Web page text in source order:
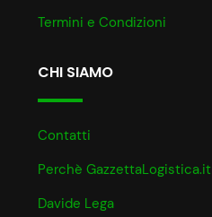
Termini e Condizioni
CHI SIAMO
Contatti
Perchè GazzettaLogistica.it
Davide Lega